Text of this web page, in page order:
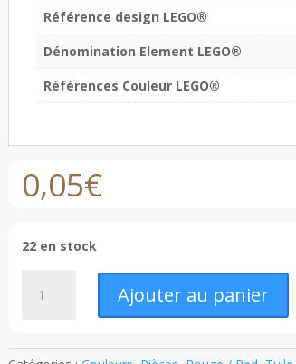
Référence design LEGO®
Dénomination Element LEGO®
Références Couleur LEGO®
0,05€
22 en stock
Ajouter au panier